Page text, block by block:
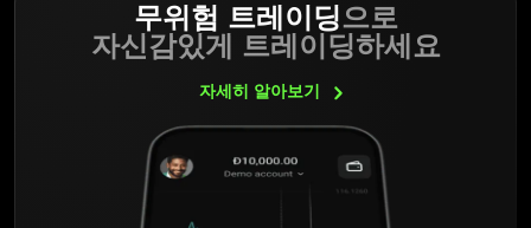
무위험 트레이딩으로
자신감있게 트레이딩하세요
자세히 알아보기